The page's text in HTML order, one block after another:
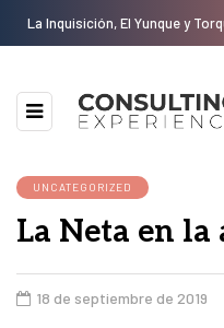
La Inquisición, El Yunque y
UNCATEGORIZED
La Neta en
18 de septiembre de 2019